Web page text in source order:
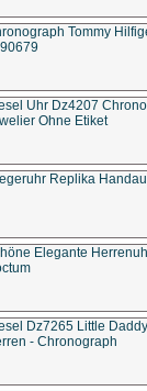
Tommy
Uhr Dz4207
Ohne Etiket
Replika
Elegante
Dz7265 Little Daddy
- Chronograph